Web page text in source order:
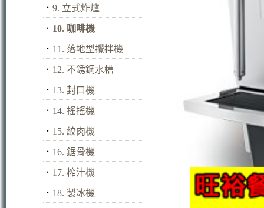
． 9. 立式炸爐
． 10. 咖啡機
． 11. 落地型攪拌機
． 12. 不銹鋼水槽
． 13. 封口機
． 14. 搖搖機
． 15. 絞肉機
． 16. 鋸骨機
． 17. 榨汁機
． 18. 製冰機